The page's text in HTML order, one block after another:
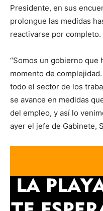
Presidente, en sus
prolongue las medidas
reactivarse por completo.
“Somos un gobierno que
momento de
todo el sector de los
se avance en medidas
del empleo, y así lo
ayer el jefe de Gabinete,